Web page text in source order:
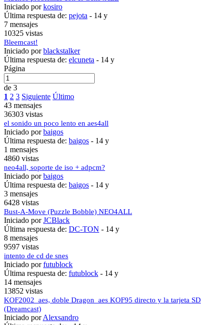
Iniciado porkosiro
Última respuesta de: pejota - 14 y
7 mensajes
10325 vistas
Bleemcast!
Iniciado porblackstalker
Última respuesta de: elcuneta - 14 y
Página
de 3
1 2 3 Siguiente Último
43 mensajes
36303 vistas
el sonido un poco lento en aes4all
Iniciado porbaigos
Última respuesta de: baigos - 14 y
1 mensajes
4860 vistas
neo4all, soporte de iso + adpcm?
Iniciado porbaigos
Última respuesta de: baigos - 14 y
3 mensajes
6428 vistas
Bust-A-Move (Puzzle Bobble) NEO4ALL
Iniciado porJCBlack
Última respuesta de: DC-TON - 14 y
8 mensajes
9597 vistas
intento de cd de snes
Iniciado porfutublock
Última respuesta de: futublock - 14 y
14 mensajes
13852 vistas
KOF2002_aes, doble Dragon_aes KOF95 directo y la tarjeta SD
(Dreamcast)
Iniciado porAlexsandro